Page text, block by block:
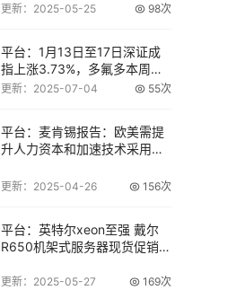
更新：2025-05-25 98次
平台：1月13日至17日深证成
指上涨3.73%，多氟多本周表
现如何
更新：2025-07-04 55次
平台：麦肯锡报告：欧美需提
升人力资本和加速技术采用以
更新：2025-04-26 156次
平台：英特尔xeon至强 戴尔
R650机架式服务器现货促销，
更新：2025-05-27 169次